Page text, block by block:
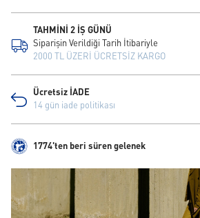
TAHMİNİ 2 İŞ GÜNÜ
Siparişin Verildiği Tarih İtibariyle
2000 TL ÜZERİ ÜCRETSİZ KARGO
Ücretsiz İADE
14 gün iade politikası
1774'ten beri süren gelenek